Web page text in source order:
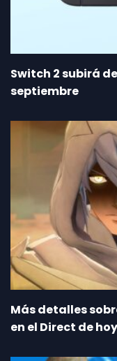
Switch 2 subirá
septiembre
Más detalles
en el Direct de hoy